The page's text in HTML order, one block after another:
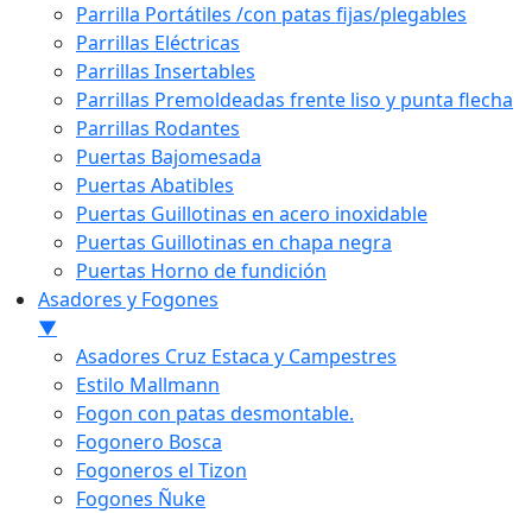
Parrilla Portátiles /con patas fijas/plegables
Parrillas Eléctricas
Parrillas Insertables
Parrillas Premoldeadas frente liso y punta flecha
Parrillas Rodantes
Puertas Bajomesada
Puertas Abatibles
Puertas Guillotinas en acero inoxidable
Puertas Guillotinas en chapa negra
Puertas Horno de fundición
Asadores y Fogones
▼
Asadores Cruz Estaca y Campestres
Estilo Mallmann
Fogon con patas desmontable.
Fogonero Bosca
Fogoneros el Tizon
Fogones Ñuke